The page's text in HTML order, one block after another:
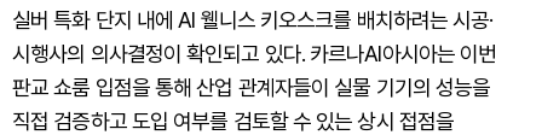
실버 특화 단지 내에 AI 웰니스 키오스크를 배치하려는 시공·
시행사의 의사결정이 확인되고 있다. 카르나AI아시아는 이번
판교 쇼룸 입점을 통해 산업 관계자들이 실물 기기의 성능을
직접 검증하고 도입 여부를 검토할 수 있는 상시 접점을